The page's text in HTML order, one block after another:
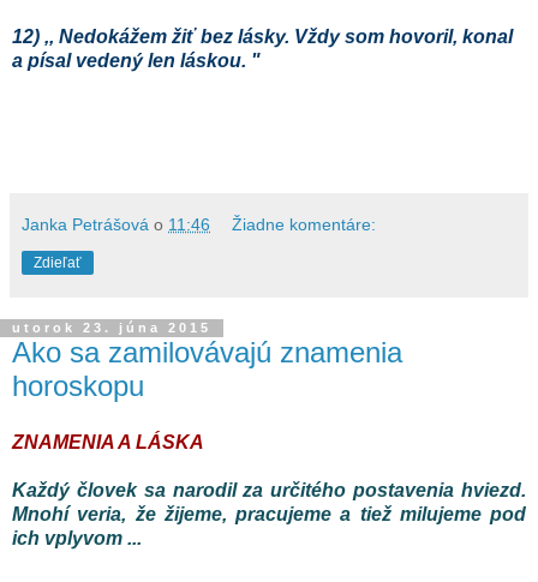
12) ,, Nedokážem žiť bez lásky. Vždy som hovoril, konal
a písal vedený len láskou. "
Janka Petrášová o 11:46 Žiadne komentáre:
Zdieľať
utorok 23. júna 2015
Ako sa zamilovávajú znamenia
horoskopu
ZNAMENIA A LÁSKA
Každý človek sa narodil za určitého postavenia hviezd.
Mnohí veria, že žijeme, pracujeme a tiež milujeme pod
ich vplyvom ...